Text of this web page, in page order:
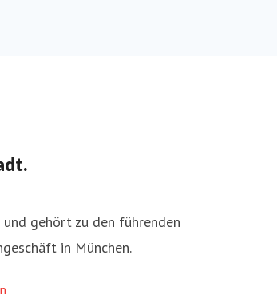
gehört zu den führenden
in München.